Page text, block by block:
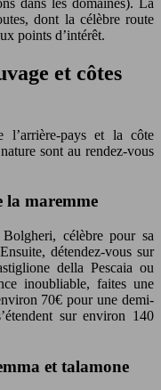
dont la célèbre route
points d’intérêt.
et côtes
l’arrière-pays et la côte
sont au rendez-vous
la maremme
célèbre pour sa
détendez-vous sur
della Pescaia ou
inoubliable, faites une
70€ pour une demi-
sur environ 140
et talamone